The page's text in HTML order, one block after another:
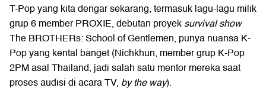
T-Pop yang kita dengar sekarang, termasuk lagu-lagu milik
grup 6 member PROXIE, debutan proyeksurvival show
The BROTHERs: School of Gentlemen, punya nuansa K-
Pop yang kental banget (Nichkhun, member grup K-Pop
2PM asal Thailand, jadi salah satu mentor mereka saat
proses audisi di acara TV, by the way).